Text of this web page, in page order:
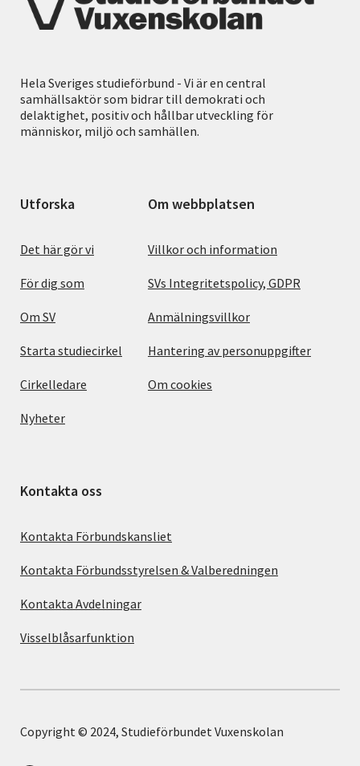
Hela Sveriges studieförbund - Vi är en central
samhällsaktör som bidrar till demokrati och
delaktighet, positiv och hållbar utveckling för
människor, miljö och samhällen.
Utforska
Det här gör vi
För dig som
Om SV
Starta studiecirkel
Cirkelledare
Nyheter
Om webbplatsen
Villkor och information
SVs Integritetspolicy, GDPR
Anmälningsvillkor
Hantering av personuppgifter
Om cookies
Kontakta oss
Kontakta Förbundskansliet
Kontakta Förbundsstyrelsen & Valberedningen
Kontakta Avdelningar
Visselblåsarfunktion
Copyright © 2024, Studieförbundet Vuxenskolan